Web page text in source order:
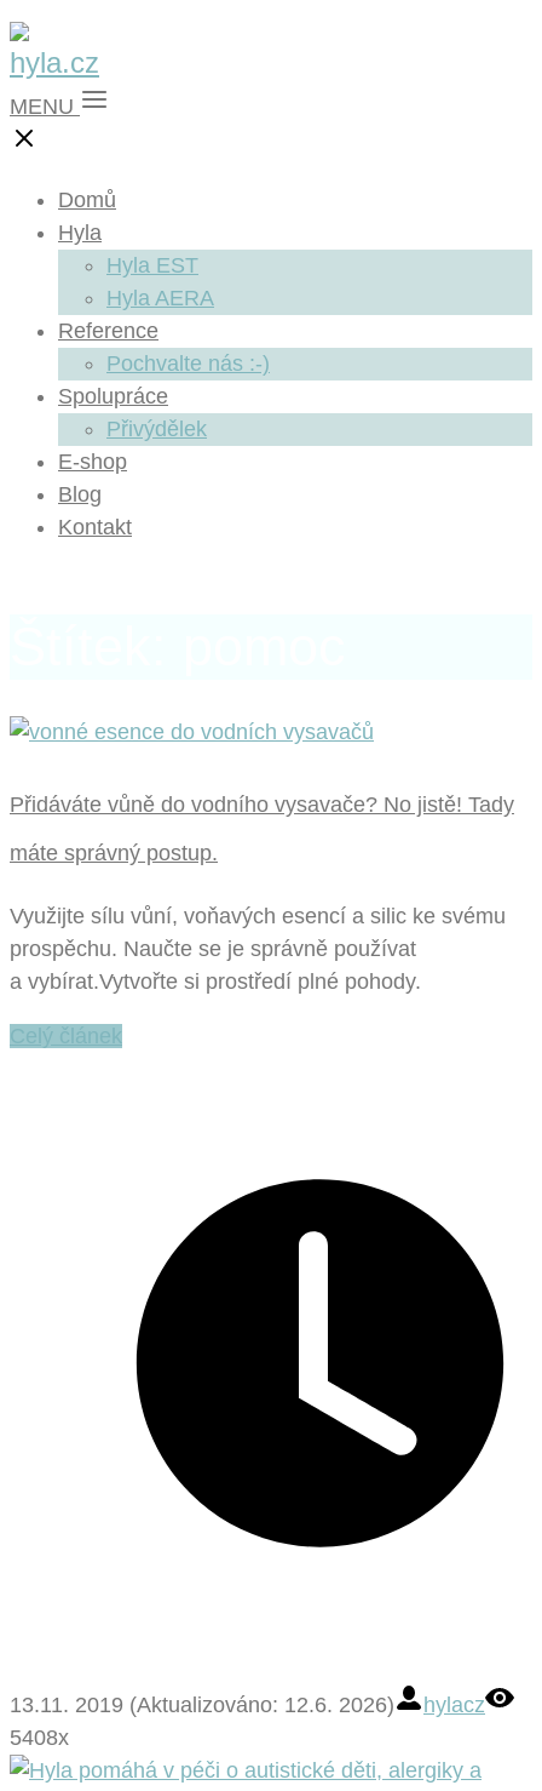
MENU
Domů
Hyla
Hyla EST
Hyla AERA
Reference
Pochvalte nás :-)
Spolupráce
Přivýdělek
E-shop
Blog
Kontakt
Přidáváte vůně do vodního vysavače? No jistě! Tady
máte správný postup.
Využijte sílu vůní, voňavých esencí a silic ke svému
prospěchu. Naučte se je správně používat
a vybírat.Vytvořte si prostředí plné pohody.
Celý článek
13.11. 2019 (Aktualizováno: 12.6. 2026)
hylacz
5408x